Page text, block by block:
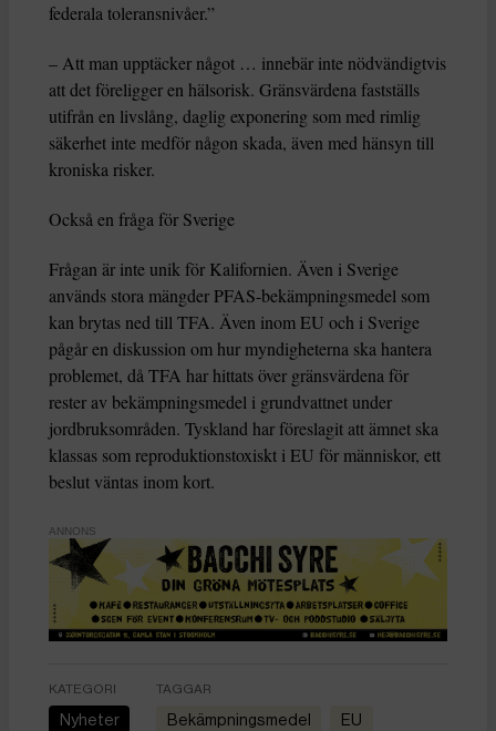
federala toleransnivåer.”
– Att man upptäcker något … innebär inte nödvändigtvis
att det föreligger en hälsorisk. Gränsvärdena fastställs
utifrån en livslång, daglig exponering som med rimlig
säkerhet inte medför någon skada, även med hänsyn till
kroniska risker.
Också en fråga för Sverige
Frågan är inte unik för Kalifornien. Även i Sverige
används stora mängder PFAS-bekämpningsmedel som
kan brytas ned till TFA. Även inom EU och i Sverige
pågår en diskussion om hur myndigheterna ska hantera
problemet, då TFA har hittats över gränsvärdena för
rester av bekämpningsmedel i grundvattnet under
jordbruksområden. Tyskland har föreslagit att ämnet ska
klassas som reproduktionstoxiskt i EU för människor, ett
beslut väntas inom kort.
ANNONS
KATEGORI
Nyheter
TAGGAR
bekämpningsmedel EU